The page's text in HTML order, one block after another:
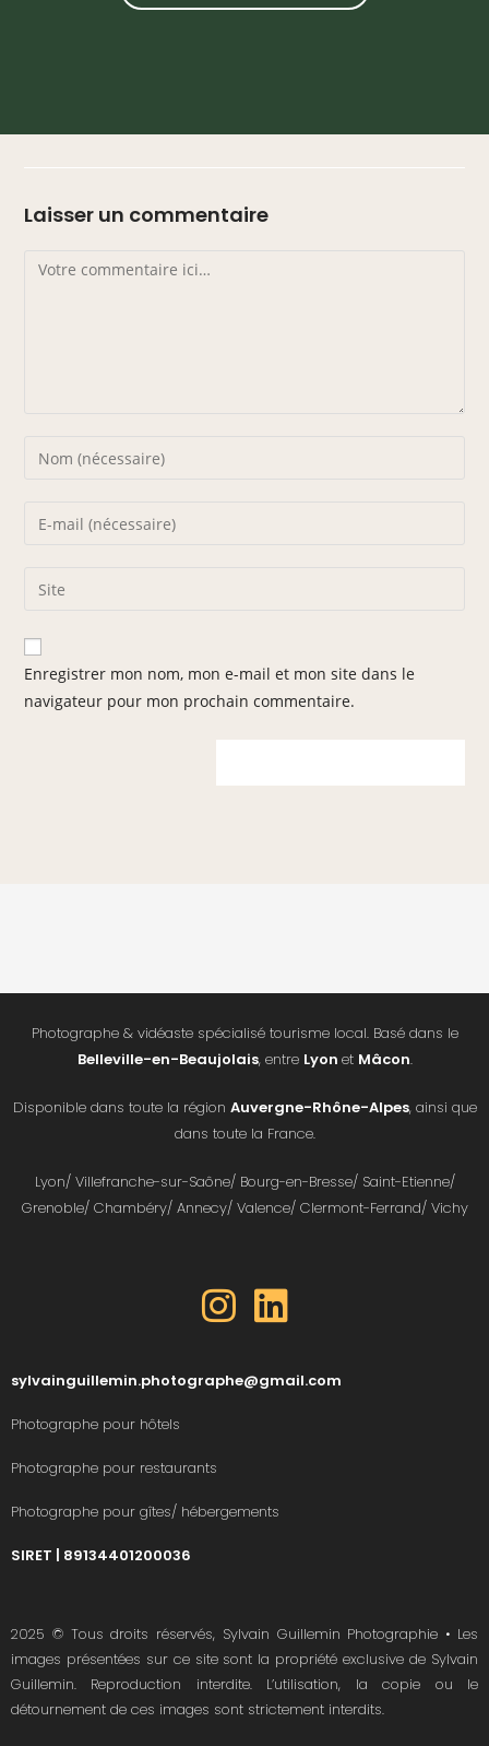
Laisser un commentaire
Enregistrer mon nom, mon e-mail et mon site dans le
navigateur pour mon prochain commentaire.
Photographe & vidéaste spécialisé tourisme local. Basé dans le
Belleville-en-Beaujolais, entre Lyon et Mâcon.
Disponible dans toute la région Auvergne-Rhône-Alpes, ainsi que
dans toute la France.
Lyon/ Villefranche-sur-Saône/ Bourg-en-Bresse/ Saint-Etienne/
Grenoble/ Chambéry/ Annecy/ Valence/ Clermont-Ferrand/ Vichy
sylvainguillemin.photographe@gmail.com
Photographe pour hôtels
Photographe pour restaurants
Photographe pour gîtes/ hébergements
SIRET | 89134401200036
2025 © Tous droits réservés, Sylvain Guillemin Photographie • Les
images présentées sur ce site sont la propriété exclusive de Sylvain
Guillemin. Reproduction interdite. L’utilisation, la copie ou le
détournement de ces images sont strictement interdits.